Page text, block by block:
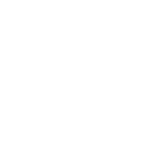
com nova regras do registo, alerta associação
na Insuficiência Cardíaca” da Bayer